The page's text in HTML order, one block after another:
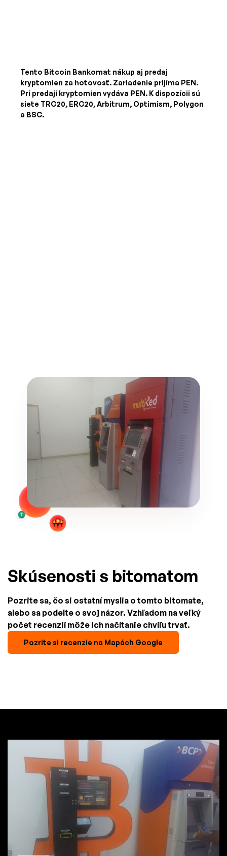
Tento Bitcoin Bankomat nákup aj predaj
kryptomien za hotovosť. Zariadenie prijíma PEN.
Pri predaji kryptomien vydáva PEN. K dispozícii sú
siete TRC20, ERC20, Arbitrum, Optimism, Polygon
a BSC.
Skúsenosti s bitomatom
Pozrite sa, čo si ostatní myslia o tomto bitomate,
alebo sa podelte o svoj názor. Vzhľadom na veľký
počet recenzií môže ich načítanie chvíľu trvať.
Pozrite si recenzie na Mapách Google